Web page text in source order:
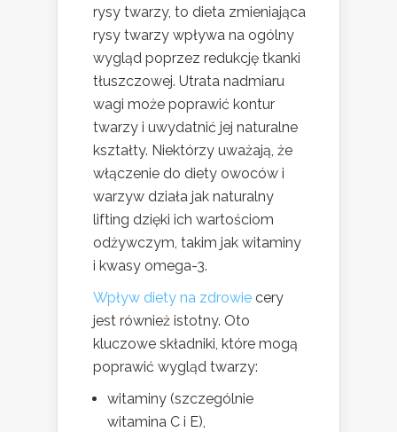
rysy twarzy, to dieta zmieniająca
rysy twarzy wpływa na ogólny
wygląd poprzez redukcję tkanki
tłuszczowej. Utrata nadmiaru
wagi może poprawić kontur
twarzy i uwydatnić jej naturalne
kształty. Niektórzy uważają, że
włączenie do diety owoców i
warzyw działa jak naturalny
lifting dzięki ich wartościom
odżywczym, takim jak witaminy
i kwasy omega-3.
Wpływ diety na zdrowie cery
jest również istotny. Oto
kluczowe składniki, które mogą
poprawić wygląd twarzy:
witaminy (szczególnie
witamina C i E),